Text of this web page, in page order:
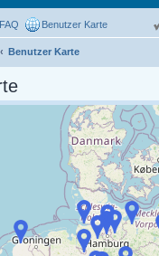
FAQ Benutzer Karte
Benutzer Karte